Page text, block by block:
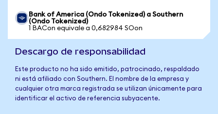
Bank of America (Ondo Tokenized) a Southern
(Ondo Tokenized)
1 BACon equivale a 0,682984 SOon
Descargo de responsabilidad
Este producto no ha sido emitido, patrocinado, respaldado
ni está afiliado con Southern. El nombre de la empresa y
cualquier otra marca registrada se utilizan únicamente para
identificar el activo de referencia subyacente.